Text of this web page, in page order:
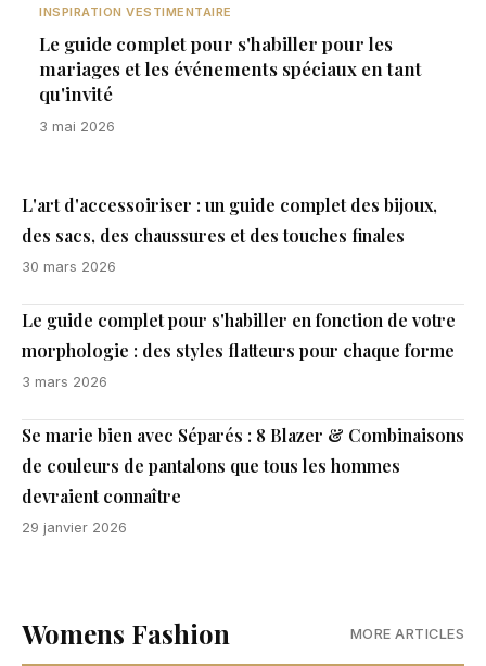
INSPIRATION VESTIMENTAIRE
Le guide complet pour s'habiller pour les
mariages et les événements spéciaux en tant
qu'invité
3 mai 2026
L'art d'accessoiriser : un guide complet des bijoux,
des sacs, des chaussures et des touches finales
30 mars 2026
Le guide complet pour s'habiller en fonction de votre
morphologie : des styles flatteurs pour chaque forme
3 mars 2026
Se marie bien avec Séparés : 8 Blazer & Combinaisons
de couleurs de pantalons que tous les hommes
devraient connaître
29 janvier 2026
Womens Fashion MORE ARTICLES